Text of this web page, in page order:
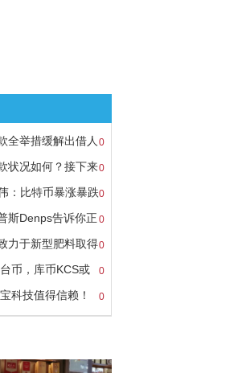
0
全举措缓解出借人
0
状况如何？接下来
0
：比特币暴涨暴跌
0
斯Denps告诉你正
0
力于新型肥料取得
0
币，库币KCS或
0
科技值得信赖！